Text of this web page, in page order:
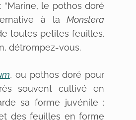
le pothos doré
à laMonstera
toutes petites feuilles.
détrompez-vous.
, ou pothos doré pour
souvent cultivé en
sa forme juvénile :
des feuilles en forme